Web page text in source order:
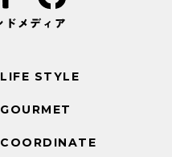
LIFE STYLE
GOURMET
COORDINATE